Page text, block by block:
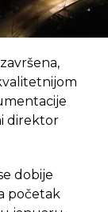
2016.
izgradnju
direktor
dobije
početak